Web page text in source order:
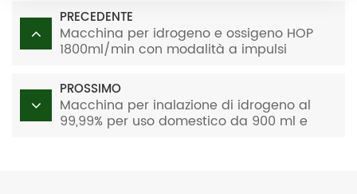
PRECEDENTE
Macchina per idrogeno e ossigeno HOP
1800ml/min con modalità a impulsi
PROSSIMO
Macchina per inalazione di idrogeno al
99,99% per uso domestico da 900 ml e